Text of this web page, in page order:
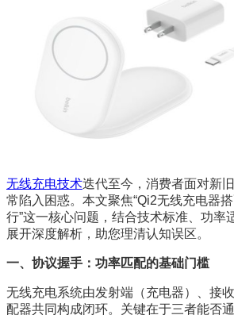
无线充电技术迭代至今，消费者面对新
常陷入困惑。本文聚焦“Qi2无线充电器
行”这一核心问题，结合技术标准、功率
展开深度解析，助您理清认知误区。
一、协议握手：功率匹配的基础门槛
无线充电系统由发射端（充电器）、接
配器共同构成闭环。关键在于三者能否